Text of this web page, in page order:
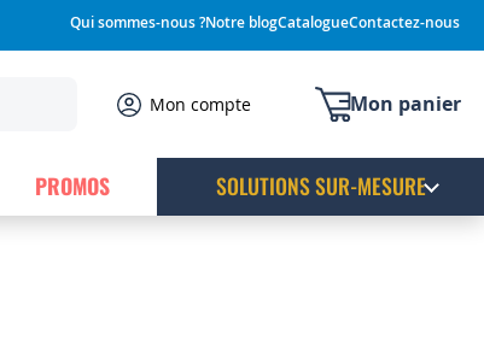
Qui sommes-nous ?Notre blogCatalogueContactez-nous
Mon panier
Mon compte
PROMOS SOLUTIONS SUR-MESURE